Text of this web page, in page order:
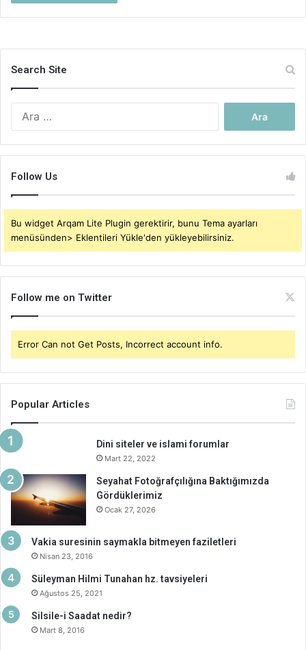
Search Site
Follow Us
Bu widget Arqam Lite Plugin gerektirir, bunu Tema ayarları
menüsünden> Eklentileri Yükle'den yükleyebilirsiniz.
Follow me on Twitter
Error Can not Get Posts, Incorrect account info.
Popular Articles
Dini siteler ve islami forumlar
Mart 22, 2022
Seyahat Fotoğrafçılığına Baktığımızda
Gördüklerimiz
Ocak 27, 2026
Vakia suresinin saymakla bitmeyen faziletleri
Nisan 23, 2016
Süleyman Hilmi Tunahan hz. tavsiyeleri
Ağustos 25, 2021
Silsile-i Saadat nedir?
Mart 8, 2016